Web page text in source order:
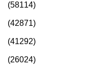
(58114)
(42871)
(41292)
(26024)